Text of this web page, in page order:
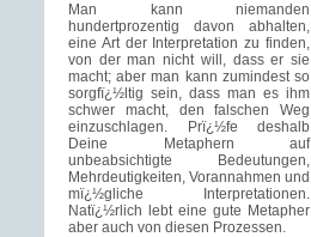
Man kann niemanden
hundertprozentig davon abhalten,
eine Art der Interpretation zu finden,
von der man nicht will, dass er sie
macht; aber man kann zumindest so
sorgfï¿½ltig sein, dass man es ihm
schwer macht, den falschen Weg
einzuschlagen. Prï¿½fe deshalb
Deine Metaphern auf
unbeabsichtigte Bedeutungen,
Mehrdeutigkeiten, Vorannahmen und
mï¿½gliche Interpretationen.
Natï¿½rlich lebt eine gute Metapher
aber auch von diesen Prozessen.